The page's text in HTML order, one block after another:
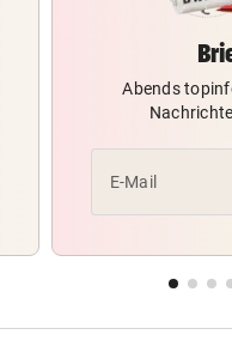
Abends
E-Mail